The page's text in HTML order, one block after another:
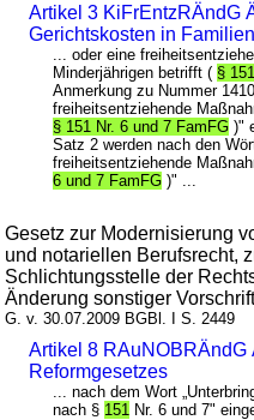
Artikel 3 KiFrEntzRÄndG
Gerichtskosten in
... oder eine
Minderjährigen betrifft ( §
Anmerkung zu Nummer
freiheitsentziehende
§ 151 Nr. 6 und 7 FamFG )"
Satz 2 werden nach den
freiheitsentziehende
6 und 7 FamFG )" ...
Gesetz zur Modernisierung
und notariellen Berufsrecht,
Schlichtungsstelle der
Änderung sonstiger
G. v. 30.07.2009 BGBl. I S. 2449
Artikel 8 RAuNOBRÄndG
Reformgesetzes
... nach dem Wort
nach § 151 Nr. 6 und 7"